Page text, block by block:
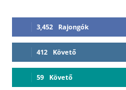
3,452 Rajongók
412 Követő
59 Követő